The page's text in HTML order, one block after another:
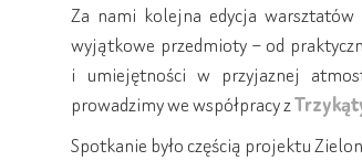
Za nami kolejna edycja
wyjątkowe przedmioty – od
i umiejętności w przyjaznej
prowadzimy we współpracy z
Spotkanie było częścią projektu